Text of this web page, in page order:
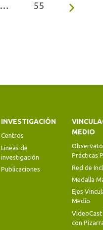
… 55
INVESTIGACIÓN
Centros
Líneas de
investigación
Publicaciones
MEDIO
Prácticas
Red de
Medalla
Ejes
Medio
VideoCast
con